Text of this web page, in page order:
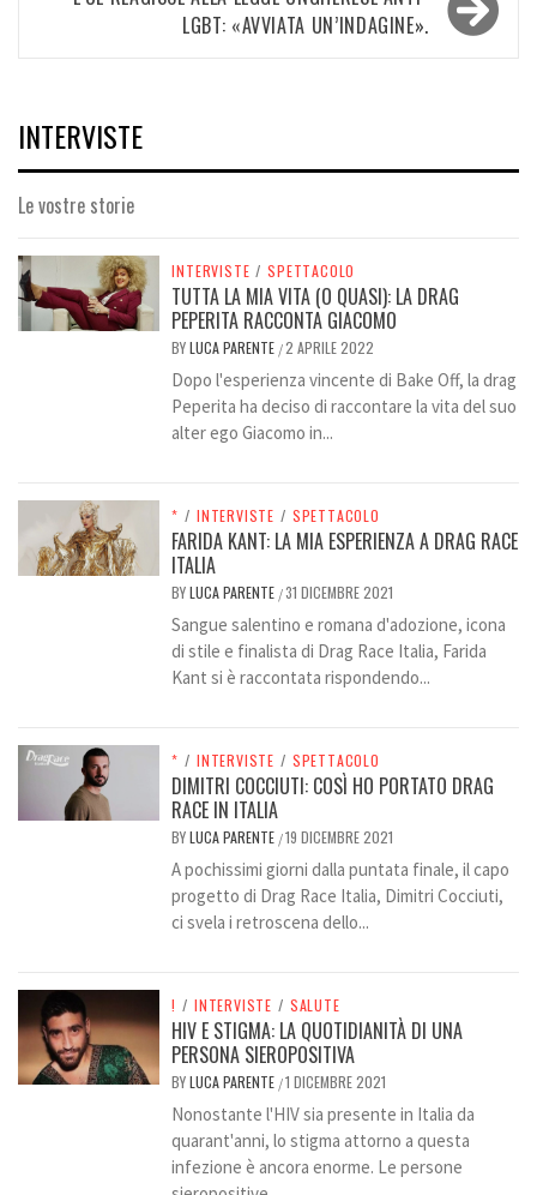
LGBT: «AVVIATA UN’INDAGINE».
INTERVISTE
Le vostre storie
INTERVISTE / SPETTACOLO
TUTTA LA MIA VITA (O QUASI): LA DRAG
PEPERITA RACCONTA GIACOMO
BYLUCA PARENTE /2 APRILE 2022
Dopo l'esperienza vincente di Bake Off, la drag
Peperita ha deciso di raccontare la vita del suo
alter ego Giacomo in...
* / INTERVISTE / SPETTACOLO
FARIDA KANT: LA MIA ESPERIENZA A DRAG RACE
ITALIA
BYLUCA PARENTE /31 DICEMBRE 2021
Sangue salentino e romana d'adozione, icona
di stile e finalista di Drag Race Italia, Farida
Kant si è raccontata rispondendo...
* / INTERVISTE / SPETTACOLO
DIMITRI COCCIUTI: COSÌ HO PORTATO DRAG
RACE IN ITALIA
BYLUCA PARENTE /19 DICEMBRE 2021
A pochissimi giorni dalla puntata finale, il capo
progetto di Drag Race Italia, Dimitri Cocciuti,
ci svela i retroscena dello...
! / INTERVISTE / SALUTE
HIV E STIGMA: LA QUOTIDIANITÀ DI UNA
PERSONA SIEROPOSITIVA
BYLUCA PARENTE /1 DICEMBRE 2021
Nonostante l'HIV sia presente in Italia da
quarant'anni, lo stigma attorno a questa
infezione è ancora enorme. Le persone